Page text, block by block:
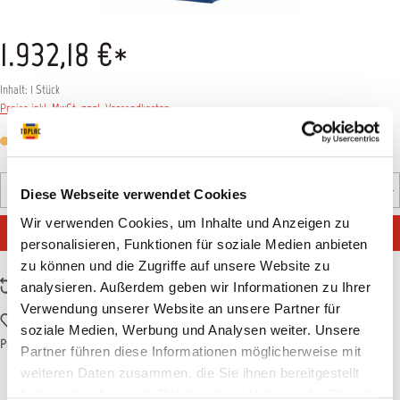
Diese Webseite verwendet Cookies
Wir verwenden Cookies, um Inhalte und Anzeigen zu
personalisieren, Funktionen für soziale Medien anbieten
zu können und die Zugriffe auf unsere Website zu
analysieren. Außerdem geben wir Informationen zu Ihrer
Verwendung unserer Website an unsere Partner für
soziale Medien, Werbung und Analysen weiter. Unsere
Partner führen diese Informationen möglicherweise mit
weiteren Daten zusammen, die Sie ihnen bereitgestellt
1.932,18 €*
Inhalt: 1 Stück
Preise inkl. MwSt. zzgl. Versandkosten
Versandfertig in 1 Tag, Lieferzeit 5-7 Tage
Produkt Anzahl: Gib den gewünschten Wert ein oder
Stück
IN DEN WARENKORB
Zum Vergleich hinzufügen
Zum Merkzettel hinzufügen
Produktnummer:HAM000841